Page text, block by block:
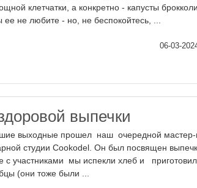
клетчатки, а конкретно - капусты
ее не любите - но, не беспокойтесь, ...
06-03-
выпечки
выходные прошел наш очередной мастер-
студии Cookodel. Он был посвящен
с участниками мы испекли хлеб и
(они тоже были ...